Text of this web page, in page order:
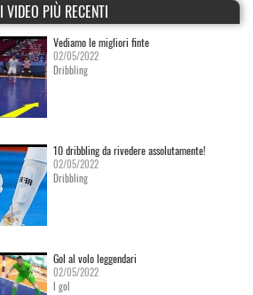
I VIDEO PIÙ RECENTI
Vediamo le migliori finte
02/05/2022
Dribbling
10 dribbling da rivedere assolutamente!
02/05/2022
Dribbling
Gol al volo leggendari
02/05/2022
I gol